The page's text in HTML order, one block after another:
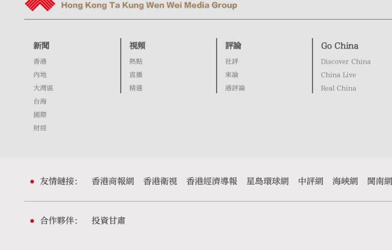
新聞
香港
內地
大灣區
台海
國際
財經
視頻
熱點
直播
精選
評論
社評
來論
港評論
Go China
Discover China
China Live
Real China
友情鏈接： 香港商報網 香港衛視 香港經濟導報 星島環球網 中評網 海峽網 閩南網
合作夥伴： 投資甘肅